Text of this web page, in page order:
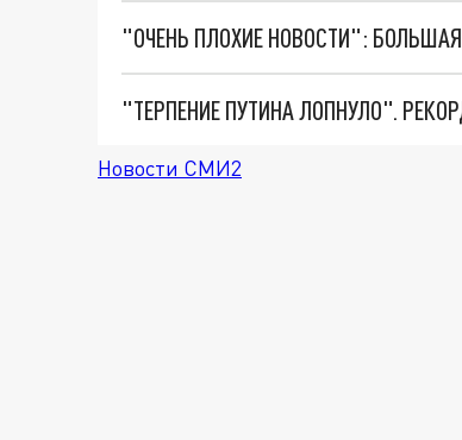
Новости СМИ2